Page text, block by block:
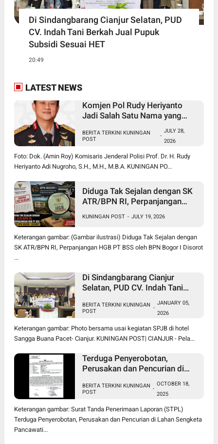
Di Sindangbarang Cianjur Selatan, PUD
CV. Indah Tani Berkah Jual Pupuk
Subsidi Sesuai HET
20:49
LATEST NEWS
Komjen Pol Rudy Heriyanto
Jadi Salah Satu Nama yang
Calon Kapolri
BERITA TERKINI KUNINGAN
POST
-
JULY 28,
2026
Foto: Dok. (Amin Roy) Komisaris Jenderal Polisi Prof. Dr. H. Rudy
Heriyanto Adi Nugroho, S.H., M.H., M.B.A. KUNINGAN PO...
Diduga Tak Sejalan dengan SK
ATR/BPN RI, Perpanjangan
KUNINGAN POST - JULY 19, 2026
Keterangan gambar: (Gambar ilustrasi) Diduga Tak Sejalan dengan
SK ATR/BPN RI, Perpanjangan HGB PT BSS oleh BPN Bogor I Disorot
...
Di Sindangbarang Cianjur
Selatan, PUD CV. Indah Tani
Sesuai HET
BERITA TERKINI KUNINGAN
POST
-
JANUARY 05,
2026
Keterangan gambar: Photo bersama usai kegiatan SPJB di hotel
Sangga Buana Pacet- Cianjur. KUNINGAN POST| CIANJUR - Pela...
Terduga Penyerobotan,
Perusakan dan Pencurian di
Bogor Dilaporkan ke Polisi
BERITA TERKINI KUNINGAN
POST
-
OCTOBER 18,
2025
Keterangan gambar: Surat Tanda Penerimaan Laporan (STPL)
Terduga Penyerobotan, Perusakan dan Pencurian di Lahan Sengketa
Pancawati...